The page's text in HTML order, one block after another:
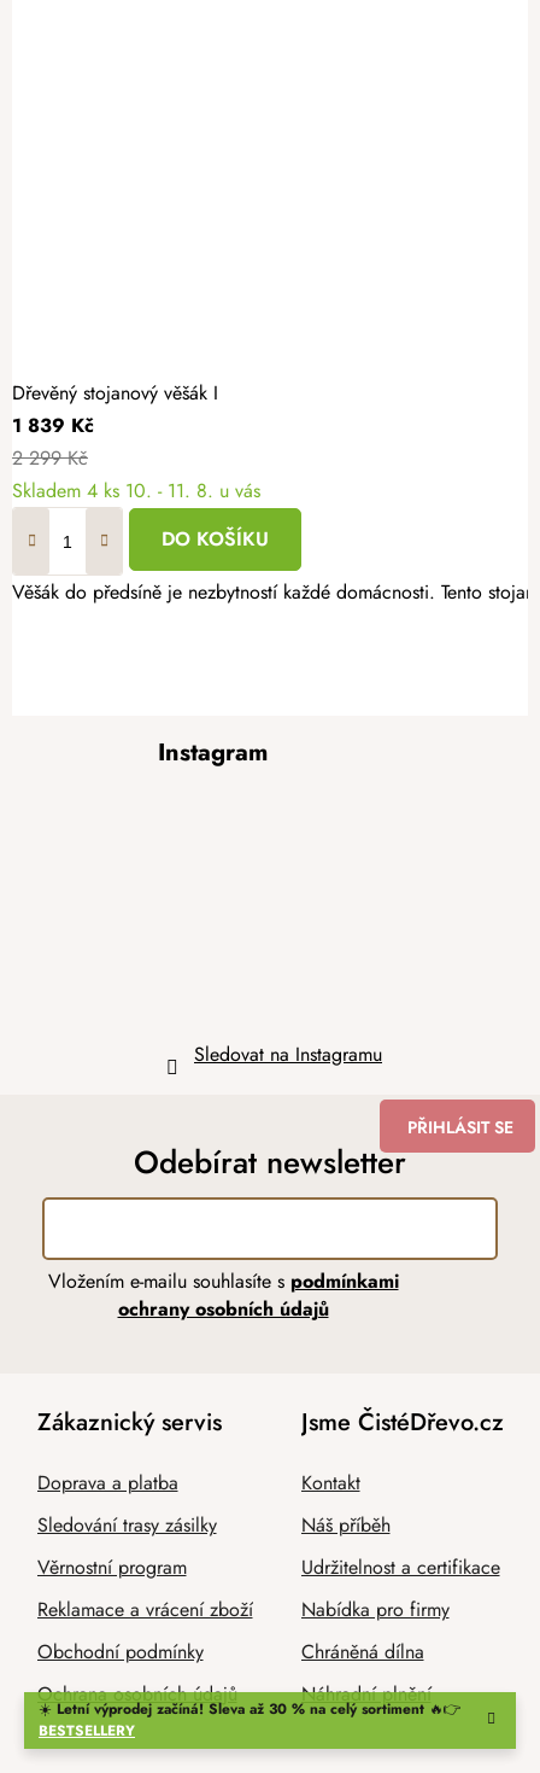
☀️ Letní výprodej začíná! Sleva až 30 % na celý sortiment 🔥👉
BESTSELLERY
Dřevěný stojanový věšák I
1 839 Kč
2 299 Kč
Skladem 4 ks 10. - 11. 8. u vás
DO KOŠÍKU
Instagram
Sledovat na Instagramu
Odebírat newsletter
Vložením e-mailu souhlasíte s podmínkami
ochrany osobních údajů
PŘIHLÁSIT SE
Zákaznický servis
Doprava a platba
Sledování trasy zásilky
Věrnostní program
Reklamace a vrácení zboží
Obchodní podmínky
Ochrana osobních údajů
Jsme ČistéDřevo.cz
Kontakt
Náš příběh
Udržitelnost a certifikace
Nabídka pro firmy
Chráněná dílna
Náhradní plnění